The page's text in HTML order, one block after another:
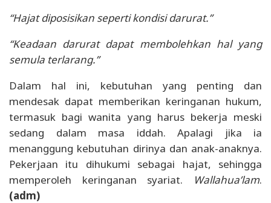
“Hajat diposisikan seperti kondisi darurat.”
“Keadaan darurat dapat membolehkan hal yang
semula terlarang.”
Dalam hal ini, kebutuhan yang penting dan
mendesak dapat memberikan keringanan hukum,
termasuk bagi wanita yang harus bekerja meski
sedang dalam masa iddah. Apalagi jika ia
menanggung kebutuhan dirinya dan anak-anaknya.
Pekerjaan itu dihukumi sebagai hajat, sehingga
memperoleh keringanan syariat.
Wallahua’lam.
(adm)